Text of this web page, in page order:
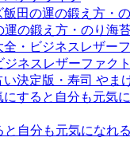
田の運の鍛え方・
・ビジネスレザー
決定版・寿司 やま
すると自分も元気